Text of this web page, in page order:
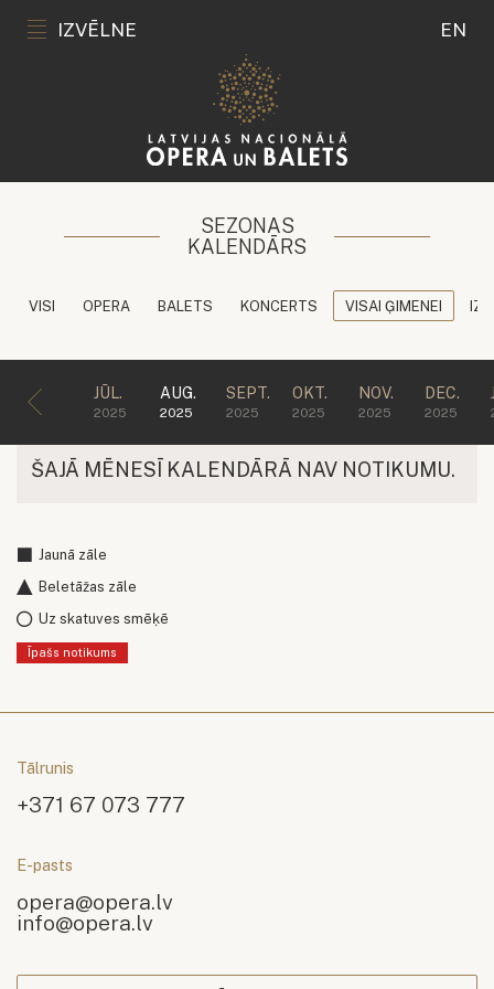
IZVĒLNE EN
SEZONAS
KALENDĀRS
VISI OPERA BALETS KONCERTS VISAI ĢIMENEI
JŪL.
2025
AUG.
2025
SEPT.
2025
OKT.
2025
NOV.
2025
DEC.
2025
ŠAJĀ MĒNESĪ KALENDĀRĀ NAV NOTIKUMU.
Jaunā zāle
Beletāžas zāle
Uz skatuves smēķē
Īpašs notikums
Tālrunis
+371 67 073 777
E-pasts
opera@opera.lv
info@opera.lv